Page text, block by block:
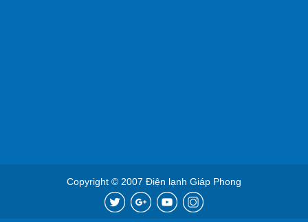
Copyright © 2007 Điện lạnh Giáp Phong